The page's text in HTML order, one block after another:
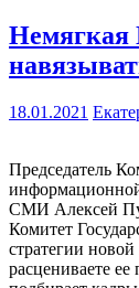
Немягкая
18.01.2021
Председатель
СМИ Алексей
Комитет
стратегии
расцениваете